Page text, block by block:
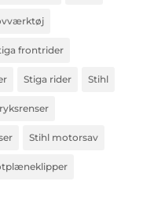
frontrider
Stiga rider Stihl
Stihl motorsav